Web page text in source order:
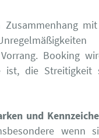
Booking
die Streitigkeit
und
wenn